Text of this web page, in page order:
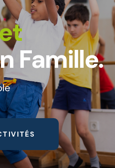
Famille.